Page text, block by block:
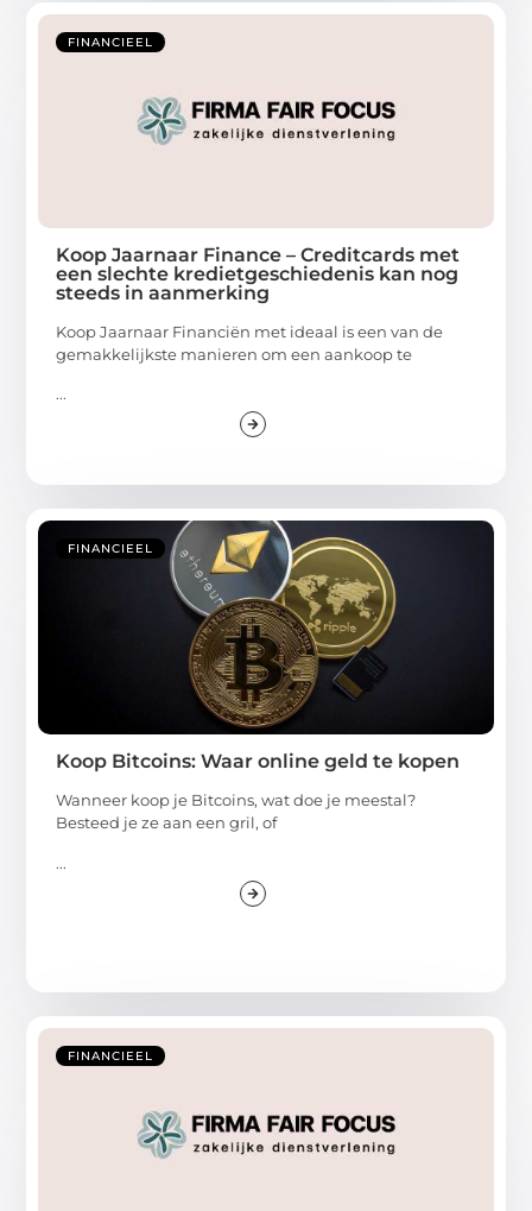
FINANCIEEL
Koop Jaarnaar Finance – Creditcards met
een slechte kredietgeschiedenis kan nog
steeds in aanmerking
Koop Jaarnaar Financiën met ideaal is een van de
gemakkelijkste manieren om een aankoop te
...
FINANCIEEL
Koop Bitcoins: Waar online geld te kopen
Wanneer koop je Bitcoins, wat doe je meestal?
Besteed je ze aan een gril, of
...
FINANCIEEL